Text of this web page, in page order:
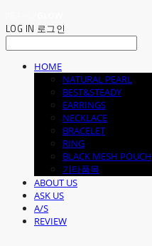
LOG IN 로그인
HOME
NATURAL PEARL
BEST&STEADY
EARRINGS
NECKLACE
BRACELET
RING
BLACK MESH POUCH
기타품목
ABOUT US
ASK US
A/S
REVIEW